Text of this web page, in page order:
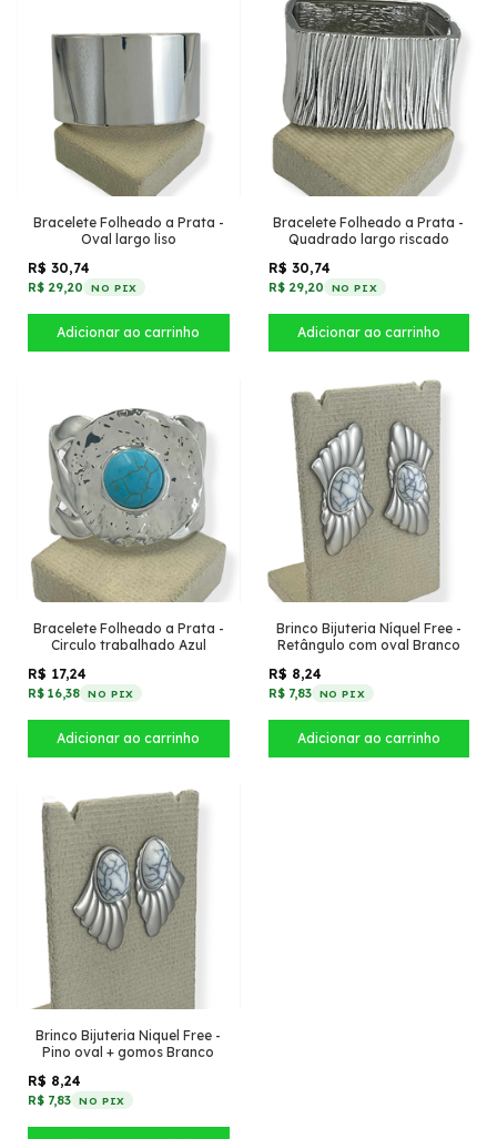
Bracelete Folheado a Prata -
Oval largo liso
R$ 30,74
R$ 29,20 NO PIX
Bracelete Folheado a Prata -
Quadrado largo riscado
R$ 30,74
R$ 29,20 NO PIX
Bracelete Folheado a Prata -
Circulo trabalhado Azul
R$ 17,24
R$ 16,38 NO PIX
Brinco Bijuteria Níquel Free -
Retângulo com oval Branco
R$ 8,24
R$ 7,83 NO PIX
Brinco Bijuteria Niquel Free -
Pino oval + gomos Branco
R$ 8,24
R$ 7,83 NO PIX